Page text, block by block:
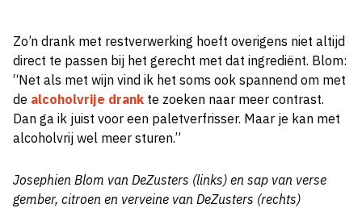
Zo’n drank met restverwerking hoeft overigens niet altijd
direct te passen bij het gerecht met dat ingrediënt. Blom:
“Net als met wijn vind ik het soms ook spannend om met
de alcoholvrije drank te zoeken naar meer contrast.
Dan ga ik juist voor een paletverfrisser. Maar je kan met
alcoholvrij wel meer sturen.”
Josephien Blom van DeZusters (links) en sap van verse
gember, citroen en verveine van DeZusters (rechts)